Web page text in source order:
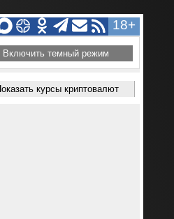
18+
Включить темный режим
курсы криптовалют